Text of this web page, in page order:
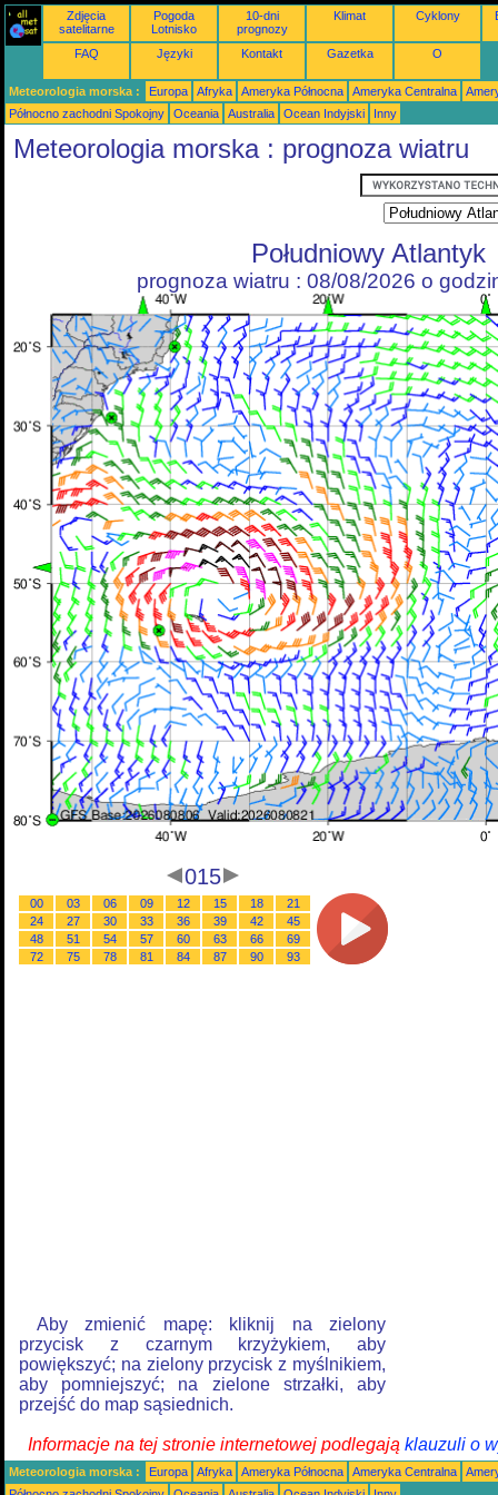
Zdjęcia
satelitarne
Pogoda
Lotnisko
10-dni
prognozy
Klimat Cyklony
FAQ Języki Kontakt Gazetka O
Meteorologia morska : Europa Afryka Ameryka Północna Ameryka Centralna
Północno zachodni Spokojny
Oceania Australia Ocean Indyjski Inny
Meteorologia morska : prognoza wiatru
Południowy Atlantyk
prognoza wiatru : 08/08/2026 o
015
00 03 06 09 12 15 18
21
24
27 30 33 36 39 42
45
48
51 54 57 60 63 66
69
72
75 78 81 84 87 90 93
Aby zmienić mapę: kliknij na zielony
przycisk z czarnym krzyżykiem, aby
powiększyć; na zielony przycisk z myślnikiem,
aby pomniejszyć; na zielone strzałki, aby
przejść do map sąsiednich.
Informacje na tej stronie internetowej podlegają klauzuli o
Meteorologia morska : Europa Afryka Ameryka Północna Ameryka Centralna